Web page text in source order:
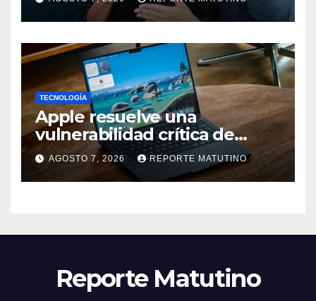
resultados’
TECNOLOGÍA
Apple resuelve una
vulnerabilidad crítica de
macOS: actualiza tu Mac
ahora
AGOSTO 7, 2026 REPORTE MATUTINO
Reporte Matutino